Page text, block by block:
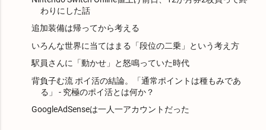
わりにした話
追加装備は帰ってから考える
いろんな世界に当てはまる「段位の二乗」という考え方
駅員さんに「動かせ」と怒鳴っていた時代
背負子む流 ポイ活の結論。「通常ポイントは種もみであ
る」 - 究極のポイ活とは何か？
GoogleAdSenseは一人一アカウントだった